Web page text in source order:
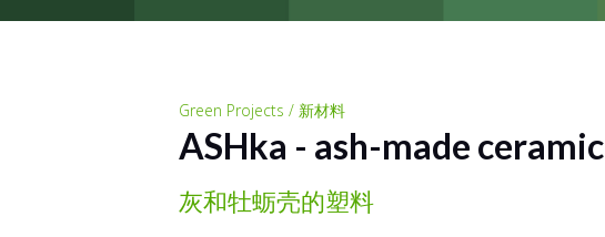
Green Projects / 新材料
ASHka - ash-made ceramic
灰和牡蛎壳的塑料